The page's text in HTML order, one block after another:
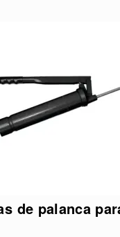
de palanca